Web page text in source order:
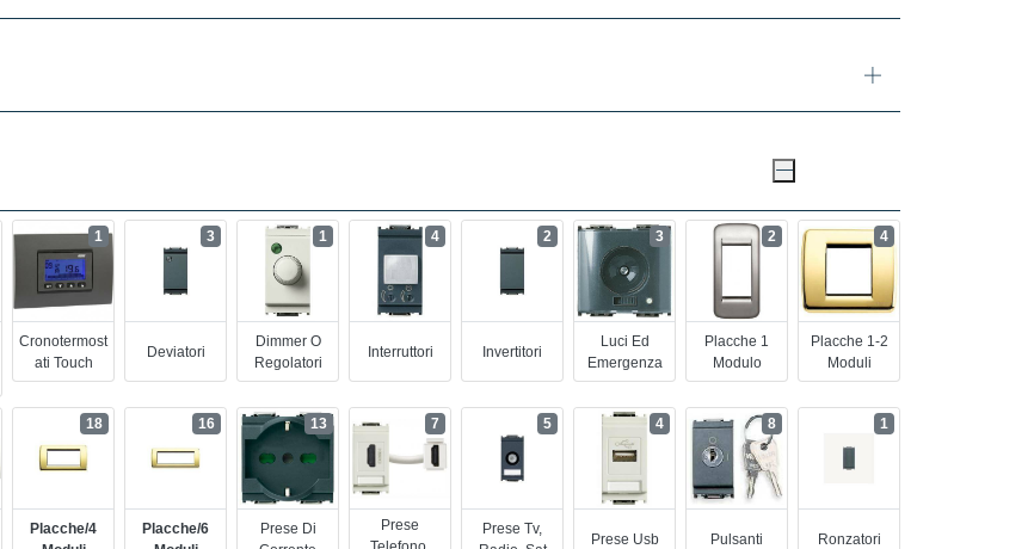
Cronotermost
Ati Touch
1
Deviatori
3
Dimmer O
Regolatori
1
Interruttori
4
Invertitori
2
Luci Ed
Emergenza
3
Placche 1
Modulo
2
Placche 1-2
Moduli
4
Placche/4
18
Placche/6
16
Prese Di
13
Prese
7
Prese Tv,
5
Prese Usb
4
Pulsanti
8
Ronzatori
1